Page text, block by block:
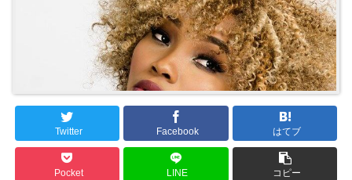
Twitter Facebook はてブ
Pocket LINE コピー